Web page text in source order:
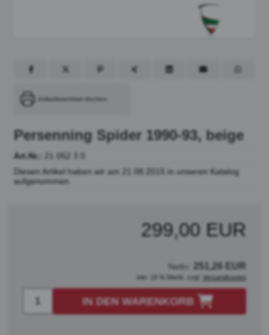
Artikeldatenblatt drucken
Persenning Spider 1990-93, beige
Art.Nr.:
Diesen Artikel haben wir am 21.08.2015 in unseren Katalog
aufgenommen.
299,00 EUR
Netto: 251,26 EUR
inkl. 19 % MwSt. zzgl. Versandkosten
IN DEN WARENKORB